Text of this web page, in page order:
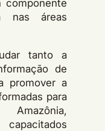
componente
nas áreas
tanto a
de
promover a
para
capacitados